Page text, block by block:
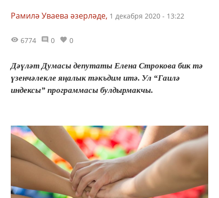
Рамилә Уваева әзерләде, 1 декабря 2020 - 13:22
6774 0 0
Дәүләт Думасы депутаты Елена Строкова бик тә
үзенчәлекле яңалык тәкъдим итә. Ул “Гаилә
индексы” программасы булдырмакчы.